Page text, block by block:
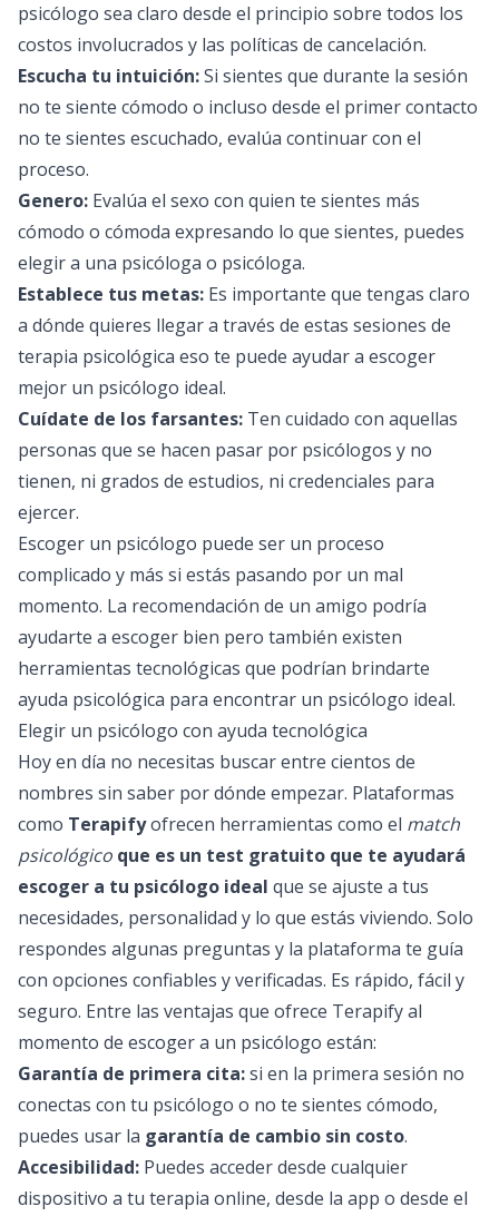
psicólogo sea claro desde el principio sobre todos los
costos involucrados y las políticas de cancelación.
Escucha tu intuición:Si sientes que durante la sesión
no te siente cómodo o incluso desde el primer contacto
no te sientes escuchado, evalúa continuar con el
proceso.
Genero: Evalúa el sexo con quien te sientes más
cómodo o cómoda expresando lo que sientes, puedes
elegir a una psicóloga o psicóloga.
Establece tus metas: Es importante que tengas claro
a dónde quieres llegar a través de estas sesiones de
terapia psicológica eso te puede ayudar a escoger
mejor un psicólogo ideal.
Cuídate de los farsantes: Ten cuidado con aquellas
personas que se hacen pasar por psicólogos y no
tienen, ni grados de estudios, ni credenciales para
ejercer.
Escoger un psicólogo puede ser un proceso
complicado y más si estás pasando por un mal
momento. La recomendación de un amigo podría
ayudarte a escoger bien pero también existen
herramientas tecnológicas que podrían brindarte
ayuda psicológica para encontrar un psicólogo ideal.
Elegir un psicólogo con ayuda tecnológica
Hoy en día no necesitas buscar entre cientos de
nombres sin saber por dónde empezar. Plataformas
como Terapifyofrecen herramientas como el match
psicológico que es un test gratuito que te ayudará
escoger a tu psicólogo ideal que se ajuste a tus
necesidades, personalidad y lo que estás viviendo. Solo
respondes algunas preguntas y la plataforma te guía
con opciones confiables y verificadas. Es rápido, fácil y
seguro. Entre las ventajas que ofrece Terapify al
momento de escoger a un psicólogo están:
Garantía de primera cita:si en la primera sesión no
conectas con tu psicólogo o no te sientes cómodo,
puedes usar la garantía de cambio sin costo.
Accesibilidad: Puedes acceder desde cualquier
dispositivo a tu terapia online, desde la app o desde el